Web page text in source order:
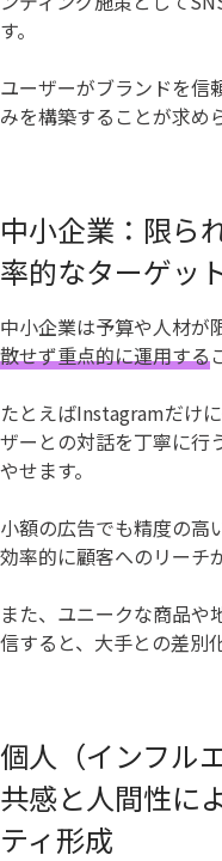
す。
ユーザーがブランドを信
みを構築することが求め
中小企業：限ら
率的なターゲッ
中小企業は予算や人材が
散せず重点的に運用する
たとえばInstagramだけ
ザーとの対話を丁寧に行
やせます。
小額の広告でも精度の高
効率的に顧客へのリーチ
また、ユニークな商品や
信すると、大手との差別
個人（インフル
共感と人間性に
ティ形成